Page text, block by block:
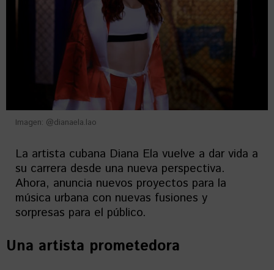
Imagen: @dianaela.lao
La artista cubana Diana Ela vuelve a dar vida a
su carrera desde una nueva perspectiva.
Ahora, anuncia nuevos proyectos para la
música urbana con nuevas fusiones y
sorpresas para el público.
Una artista prometedora